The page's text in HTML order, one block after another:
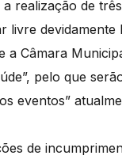
a realização de
livre devidamente
a Câmara
pelo que
eventos”
de